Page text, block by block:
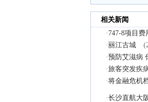
相关新闻
· 747-8项目
· 丽江古城
·预防艾滋病
·旅客突发疾
·将金融危机
·长沙直航大